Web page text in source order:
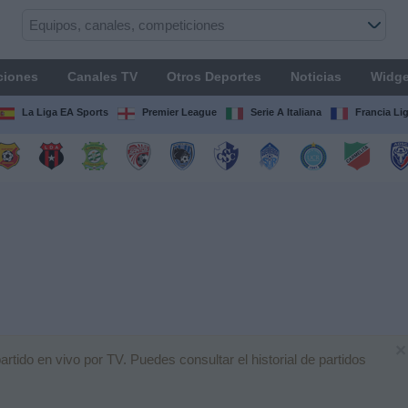
Canales TV Otros Deportes Noticias
La Liga EA Sports Premier League Serie A Italiana Francia
en vivo por TV. Puedes consultar el historial de partidos